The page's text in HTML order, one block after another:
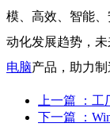
模、高效、智能
动化发展趋势，
电脑产品，助力制
上一篇
：
下一篇
：